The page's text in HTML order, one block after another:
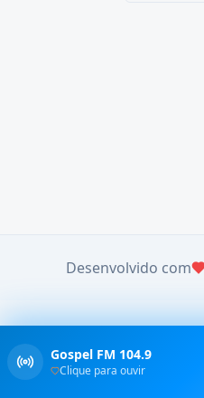
Desenvolvido com
Gospel FM 104.9
Clique para ouvir